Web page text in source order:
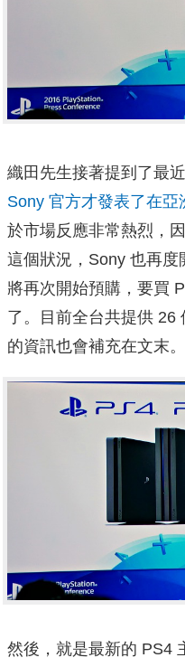
織田先生接著提到了最
Sony 官方才發表了在
於市場反應非常熱烈，
這個狀況，Sony 也再
將再次開始預購，要買
了。目前全台共提供 26
的資訊也會補充在文末。
然後，就是最新的 PS4